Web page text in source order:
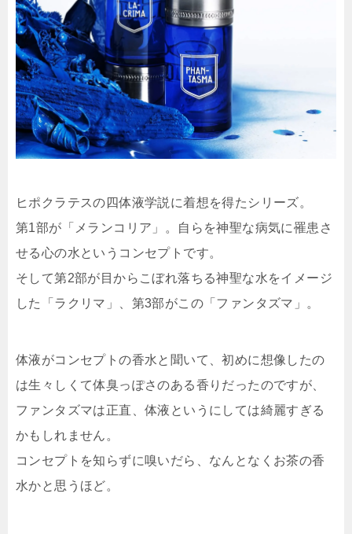
ヒポクラテスの四体液学説に着想を得たシリーズ。
第1部が「メランコリア」。自らを神聖な病気に罹患さ
せる心の水というコンセプトです。
そして第2部が目からこぼれ落ちる神聖な水をイメージ
した「ラクリマ」、第3部がこの「ファンタズマ」。
体液がコンセプトの香水と聞いて、初めに想像したの
は生々しくて体臭っぽさのある香りだったのですが、
ファンタズマは正直、体液というにしては綺麗すぎる
かもしれません。
コンセプトを知らずに嗅いだら、なんとなくお茶の香
水かと思うほど。